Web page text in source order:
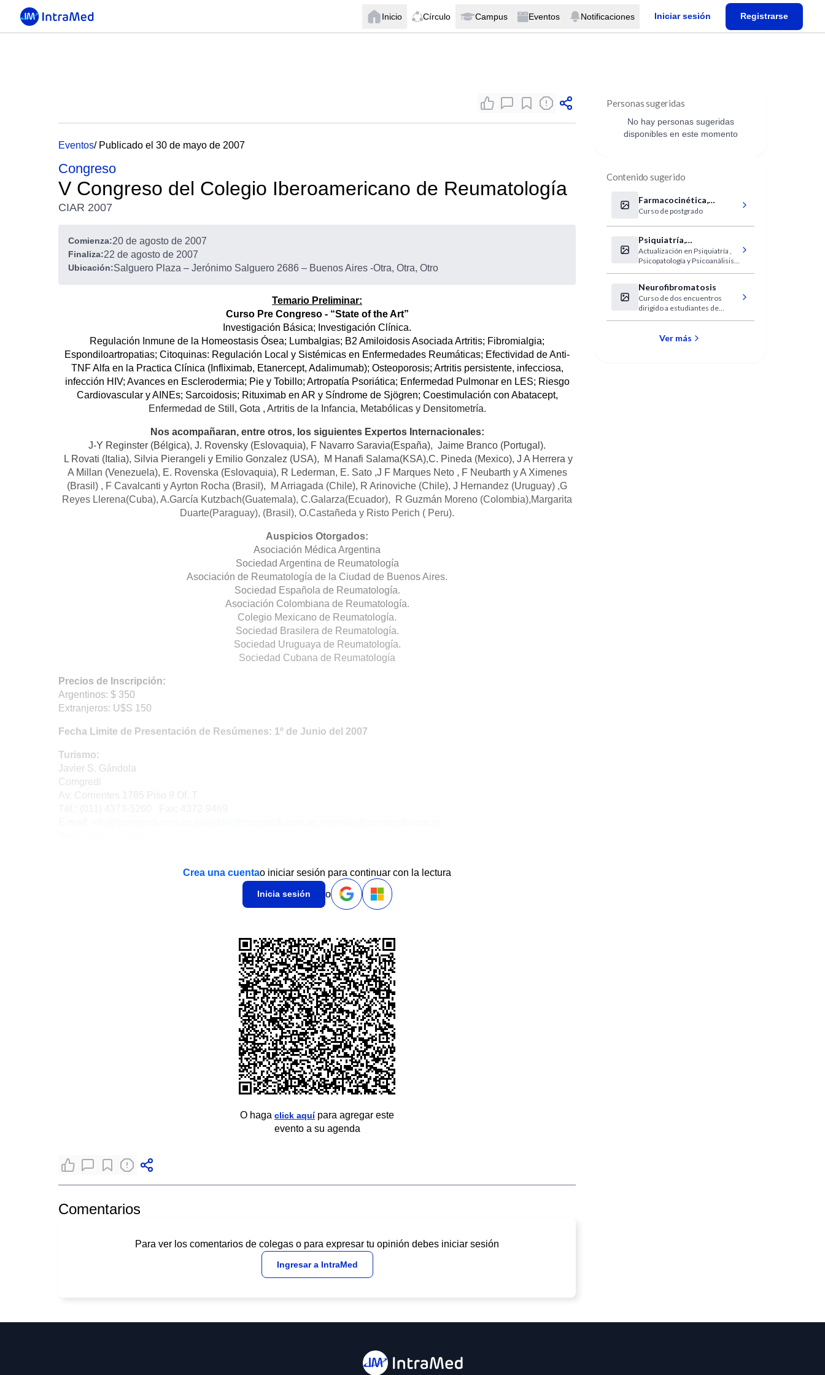
Inicio Círculo Campus Eventos Notificaciones Iniciar sesión Registrarse
Eventos/ Publicado el 30 de mayo de 2007
Congreso
V Congreso del Colegio Iberoamericano de Reumatología
CIAR 2007
Comienza:20 de agosto de 2007
Finaliza:22 de agosto de 2007
Ubicación:Salguero Plaza – Jerónimo Salguero 2686 – Buenos Aires -Otra, Otra, Otro
Temario Preliminar:
Curso Pre Congreso - “State of the Art”
Investigación Básica; Investigación Clínica.
Regulación Inmune de la Homeostasis Ósea; Lumbalgias; B2 Amiloidosis Asociada Artritis; Fibromialgia;
Espondiloartropatias; Citoquinas: Regulación Local y Sistémicas en Enfermedades Reumáticas; Efectividad de Anti-
TNF Alfa en la Practica Clínica (Infliximab, Etanercept, Adalimumab); Osteoporosis; Artritis persistente, infecciosa,
infección HIV; Avances en Esclerodermia; Pie y Tobillo; Artropatía Psoriática; Enfermedad Pulmonar en LES; Riesgo
Cardiovascular y AINEs; Sarcoidosis; Rituximab en AR y Síndrome de Sjögren; Coestimulación con Abatacept,
Enfermedad de Still, Gota , Artritis de la Infancia, Metabólicas y Densitometría.
Nos acompañaran, entre otros, los siguientes Expertos Internacionales:
J-Y Reginster (Bélgica), J. Rovensky (Eslovaquia), F Navarro Saravia(España), Jaime Branco (Portugal).
L Rovati (Italia), Silvia Pierangeli y Emilio Gonzalez (USA), M Hanafi Salama(KSA),C. Pineda (Mexico), J A Herrera y
A Millan (Venezuela), E. Rovenska (Eslovaquia), R Lederman, E. Sato ,J F Marques Neto , F Neubarth y A Ximenes
(Brasil) , F Cavalcanti y Ayrton Rocha (Brasil), M Arriagada (Chile), R Arinoviche (Chile), J Hernandez (Uruguay) ,G
Reyes Llerena(Cuba), A.García Kutzbach(Guatemala), C.Galarza(Ecuador), R Guzmán Moreno (Colombia),Margarita
Duarte(Paraguay), (Brasil), O.Castañeda y Risto Perich ( Peru).
Auspicios Otorgados:
Asociación Médica Argentina
Sociedad Argentina de Reumatología
Asociación de Reumatología de la Ciudad de Buenos Aires.
Sociedad Española de Reumatología.
Asociación Colombiana de Reumatología.
Colegio Mexicano de Reumatología.
Sociedad Brasilera de Reumatología.
Sociedad Uruguaya de Reumatología.
Sociedad Cubana de Reumatología
Precios de Inscripción:
Argentinos: $ 350
Extranjeros: U$S 150
Fecha Limite de Presentación de Resúmenes: 1º de Junio del 2007
Turismo:
Javier S. Gándola
Comgredi
Av. Corrientes 1785 Piso 9 Of. T
Crea una cuentao iniciar sesión para continuar con la lectura
Inicia sesión o
O haga click aquípara agregar este
evento a su agenda
Comentarios
Para ver los comentarios de colegas o para expresar tu opinión debes iniciar sesión
Ingresar a IntraMed
Personas sugeridas
No hay personas sugeridas
disponibles en este momento
Contenido sugerido
Farmacocinética,
biodisponibilidad,
bioequivalencia
Curso de postgrado
Psiquiatría,
Psicopatología y
Psicoanálisis
Actualización en Psiquiatría ,
Psicopatología y Psicoanálisis
Neurofibromatosis
Curso de dos encuentros
dirigido a estudiantes de
Ver más